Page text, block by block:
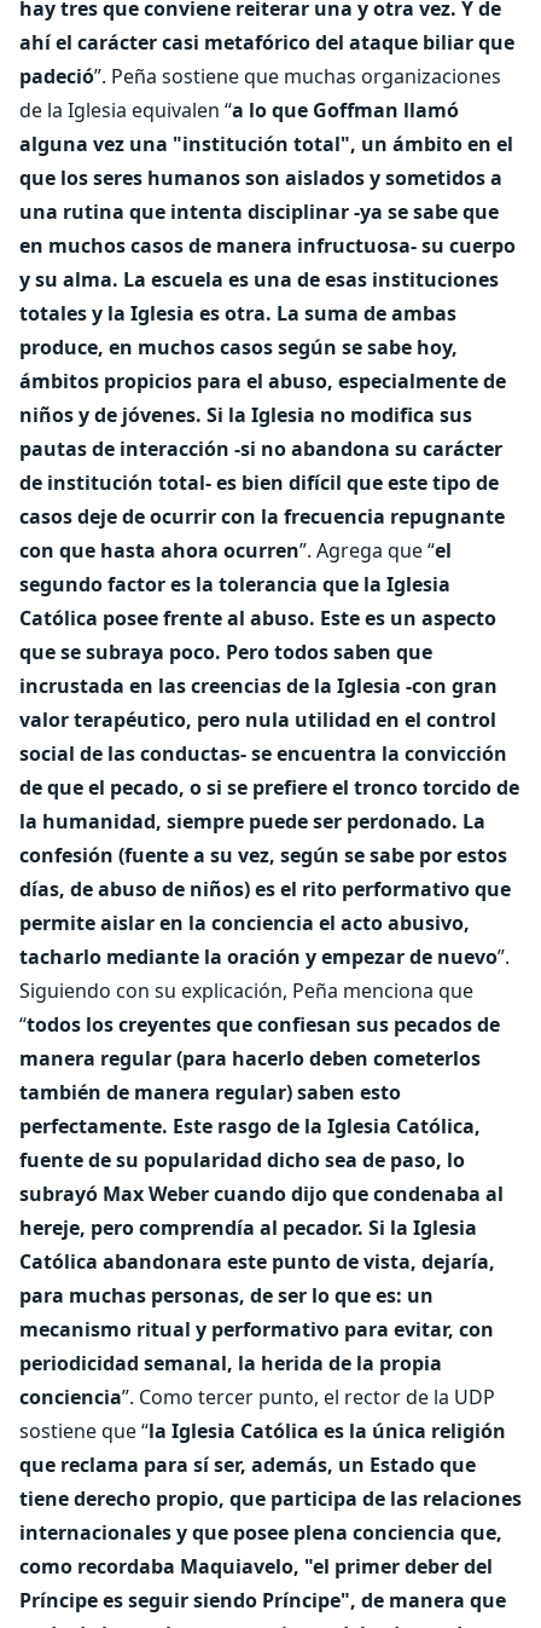
hay tres que conviene reiterar una y otra vez. Y de
ahí el carácter casi metafórico del ataque biliar que
padeció”. Peña sostiene que muchas organizaciones
de la Iglesia equivalen “a lo que Goffman llamó
alguna vez una "institución total", un ámbito en el
que los seres humanos son aislados y sometidos a
una rutina que intenta disciplinar -ya se sabe que
en muchos casos de manera infructuosa- su cuerpo
y su alma. La escuela es una de esas instituciones
totales y la Iglesia es otra. La suma de ambas
produce, en muchos casos según se sabe hoy,
ámbitos propicios para el abuso, especialmente de
niños y de jóvenes. Si la Iglesia no modifica sus
pautas de interacción -si no abandona su carácter
de institución total- es bien difícil que este tipo de
casos deje de ocurrir con la frecuencia repugnante
con que hasta ahora ocurren”. Agrega que “el
segundo factor es la tolerancia que la Iglesia
Católica posee frente al abuso. Este es un aspecto
que se subraya poco. Pero todos saben que
incrustada en las creencias de la Iglesia -con gran
valor terapéutico, pero nula utilidad en el control
social de las conductas- se encuentra la convicción
de que el pecado, o si se prefiere el tronco torcido de
la humanidad, siempre puede ser perdonado. La
confesión (fuente a su vez, según se sabe por estos
días, de abuso de niños) es el rito performativo que
permite aislar en la conciencia el acto abusivo,
tacharlo mediante la oración y empezar de nuevo”.
Siguiendo con su explicación, Peña menciona que
“todos los creyentes que confiesan sus pecados de
manera regular (para hacerlo deben cometerlos
también de manera regular) saben esto
perfectamente. Este rasgo de la Iglesia Católica,
fuente de su popularidad dicho sea de paso, lo
subrayó Max Weber cuando dijo que condenaba al
hereje, pero comprendía al pecador. Si la Iglesia
Católica abandonara este punto de vista, dejaría,
para muchas personas, de ser lo que es: un
mecanismo ritual y performativo para evitar, con
periodicidad semanal, la herida de la propia
conciencia”. Como tercer punto, el rector de la UDP
sostiene que “la Iglesia Católica es la única religión
que reclama para sí ser, además, un Estado que
tiene derecho propio, que participa de las relaciones
internacionales y que posee plena conciencia que,
como recordaba Maquiavelo, "el primer deber del
Príncipe es seguir siendo Príncipe", de manera que